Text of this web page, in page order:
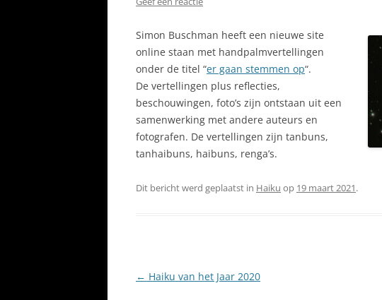
Simon Buschman heeft een nieuwe site
online staan met handpalmvertellingen
onder de titel “er gaan stemmen op“.
De vertellingen plus reflecties,
beschouwingen, foto’s zijn ontstaan uit een
samenwerking met andere auteurs en
fotografen. De vertellingen zijn tanbuns,
tanhaibuns, haibuns, renga’s.
Dit bericht werd geplaatst in Haiku op 19 maart 2021.
Berichtnavigatie
← Haiku van het Jaar 2020